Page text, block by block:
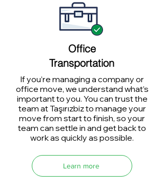
Office
Transportation
If you’re managing a company or
office move, we understand what’s
important to you. You can trust the
team at Taşırızbiz to manage your
move from start to finish, so your
team can settle in and get back to
work as quickly as possible.
Learn more